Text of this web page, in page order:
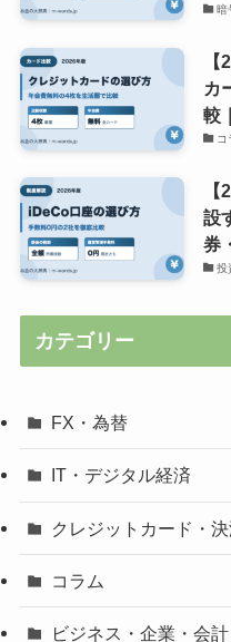
暗
カ
較
コ
設
券
投
カテゴリー
FX・為替
IT・デジタル経済
クレジットカード・
コラム
ビジネス・企業・会計